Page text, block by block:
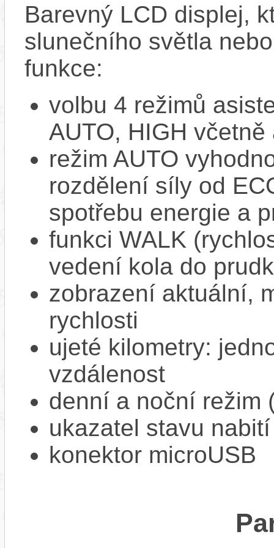
Barevný LCD displej,
slunečního světla
funkce:
volbu 4 režimů
AUTO, HIGH
režim AUTO
rozdělení síly od
spotřebu energie a
funkci WALK
vedení kola do
zobrazení aktuální,
rychlosti
ujeté kilometry:
vzdálenost
denní a noční režim
ukazatel stavu
konektor microUSB